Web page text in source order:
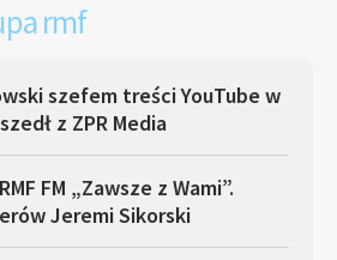
rmf
szefem treści YouTube w
z ZPR Media
FM „Zawsze z Wami”.
Jeremi Sikorski